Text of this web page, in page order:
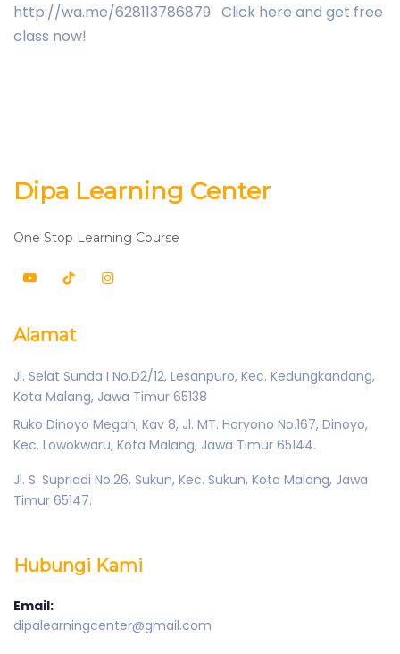
http://wa.me/628113786879 Click here and get free
class now!
Dipa Learning Center
One Stop Learning Course
Alamat
Jl. Selat Sunda I No.D2/12, Lesanpuro, Kec. Kedungkandang,
Kota Malang, Jawa Timur 65138
Ruko Dinoyo Megah, Kav 8, Jl. MT. Haryono No.167, Dinoyo,
Kec. Lowokwaru, Kota Malang, Jawa Timur 65144.
Jl. S. Supriadi No.26, Sukun, Kec. Sukun, Kota Malang, Jawa
Timur 65147.
Hubungi Kami
Email:
dipalearningcenter@gmail.com